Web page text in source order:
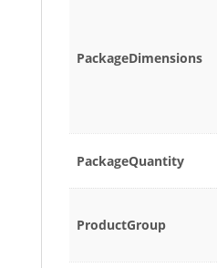
PackageDimensions
PackageQuantity
ProductGroup